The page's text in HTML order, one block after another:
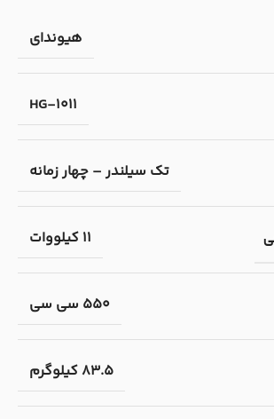
هیوندای
HG-1011
تک سیلندر – چهار زمانه
11 کیلووات
550 سی سی
83.5 کیلوگرم